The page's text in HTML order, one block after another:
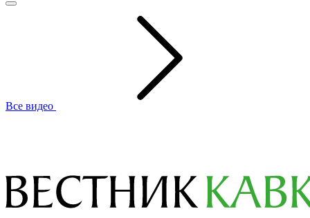
Все видео